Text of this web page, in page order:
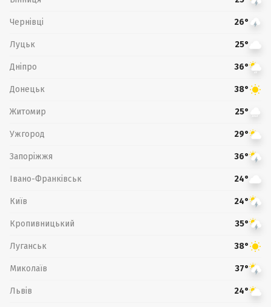
Чернівці 26°
Луцьк 25°
Дніпро 36°
Донецьк 38°
Житомир 25°
Ужгород 29°
Запоріжжя 36°
Івано-Франківськ 24°
Київ 24°
Кропивницький 35°
Луганськ 38°
Миколаїв 37°
Львів 24°